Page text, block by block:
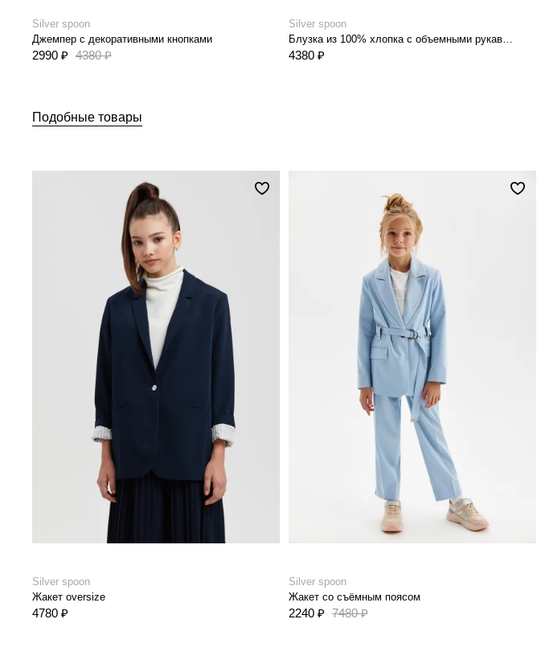
Silver spoon
Джемпер с декоративными кнопками
2990 ₽ 4380 ₽
Silver spoon
Блузка из 100% хлопка с объемными рукавами
4380 ₽
Подобные товары
Silver spoon
Жакет oversize
4780 ₽
Silver spoon
Жакет со съёмным поясом
2240 ₽ 7480 ₽